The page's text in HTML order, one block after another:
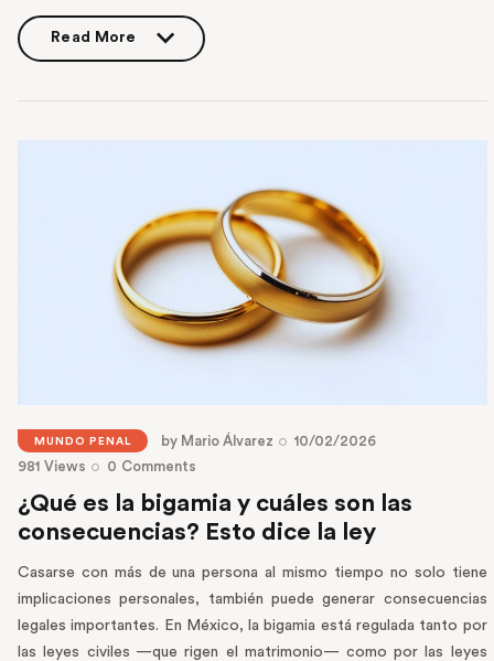
Read More
MUNDO PENAL by Mario Álvarez
10/02/2026
981 Views 0 Comments
¿Qué es la bigamia y cuáles son las
consecuencias? Esto dice la ley
Casarse con más de una persona al mismo tiempo no solo tiene
implicaciones personales, también puede generar consecuencias
legales importantes. En México, la bigamia está regulada tanto por
las leyes civiles —que rigen el matrimonio— como por las leyes